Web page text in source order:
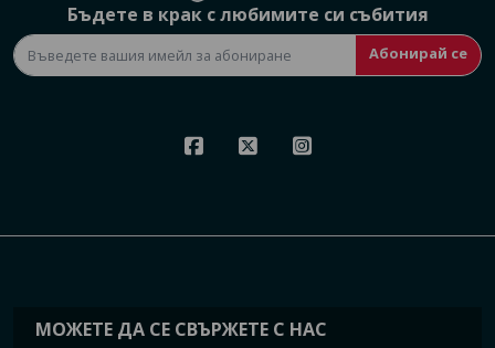
Бъдете в крак с любимите си събития
Абонирай се
МОЖЕТЕ ДА СЕ СВЪРЖЕТЕ С НАС